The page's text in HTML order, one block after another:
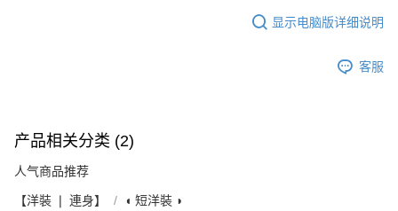
显示电脑版详细说明
客服
产品相关分类 (2)
人气商品推荐
【洋裝 ❘ 連身】 ◖ 短洋裝 ◗